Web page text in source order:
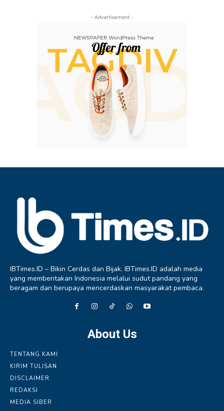
- Advertisement -
IBTimes.ID – Bikin Cerdas dan Bijak. IBTimes.ID adalah media
yang memberitakan Indonesia melalui sudut pandang yang
beragam dan berupaya mencerdaskan masyarakat pembaca.
About Us
TENTANG KAMI
KIRIM TULISAN
DISCLAIMER
REDAKSI
MEDIA SIBER